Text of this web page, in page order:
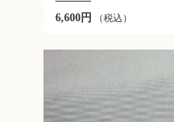
6,600円 （税込）